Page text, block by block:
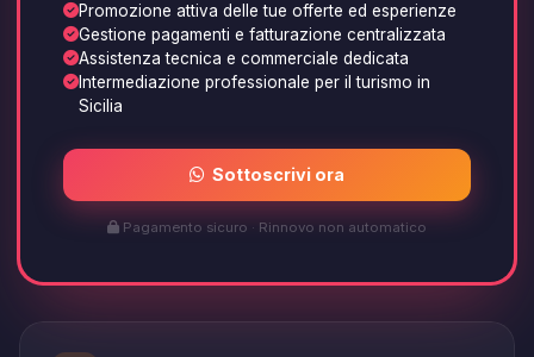
Promozione attiva delle tue offerte ed esperienze
Gestione pagamenti e fatturazione centralizzata
Assistenza tecnica e commerciale dedicata
Intermediazione professionale per il turismo in
Sicilia
Sottoscrivi ora
Pagamento sicuro · Rinnovo non automatico